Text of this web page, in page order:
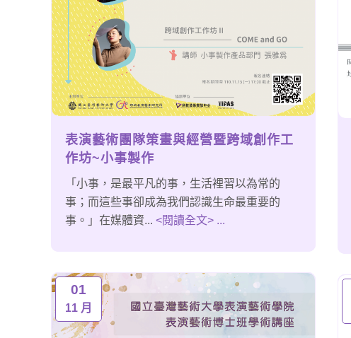
表演藝術團隊策畫與經營暨跨域創作工
作坊~小事製作
「小事，是最平凡的事，生活裡習以為常的
事；而這些事卻成為我們認識生命最重要的
事。」在媒體資... <閱讀全文> ...
01
11 月